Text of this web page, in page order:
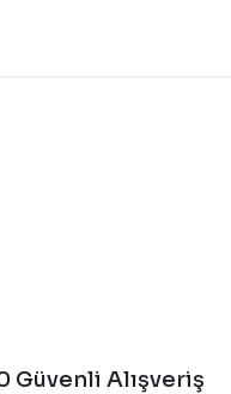
Güvenli Alışveriş